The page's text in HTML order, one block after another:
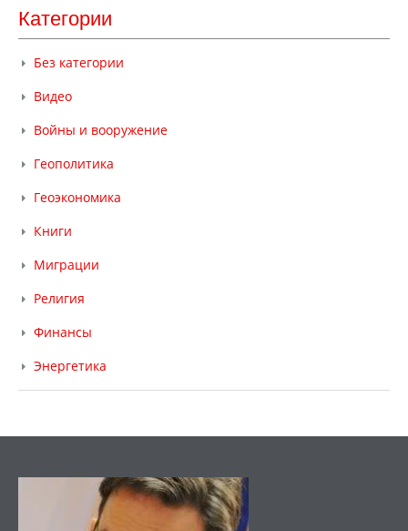
Категории
Без категории
Видео
Войны и вооружение
Геополитика
Геоэкономика
Книги
Миграции
Религия
Финансы
Энергетика